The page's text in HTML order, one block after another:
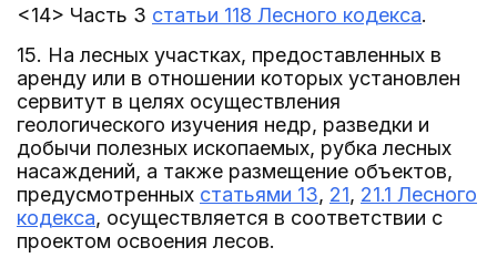
<14> Часть 3 статьи 118 Лесного кодекса.
15. На лесных участках, предоставленных в
аренду или в отношении которых установлен
сервитут в целях осуществления
геологического изучения недр, разведки и
добычи полезных ископаемых, рубка лесных
насаждений, а также размещение объектов,
предусмотренных статьями 13, 21, 21.1 Лесного
кодекса, осуществляется в соответствии с
проектом освоения лесов.